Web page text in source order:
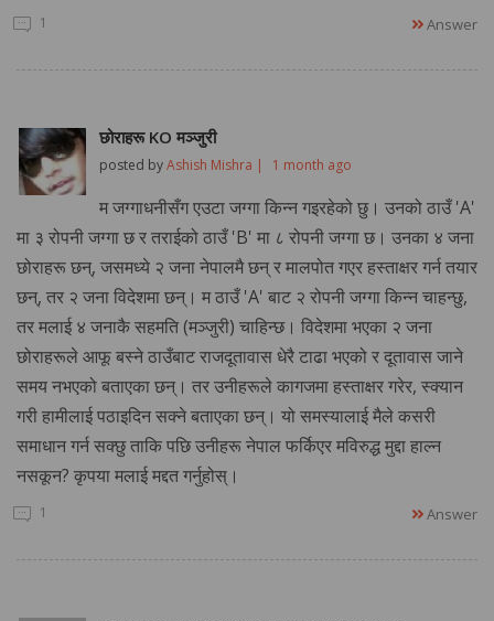
1 Answer
छोराहरू KO मञ्जुरी
posted byAshish Mishra | 1 month ago
म जग्गाधनीसँग एउटा जग्गा किन्न गइरहेको छु। उनको ठाउँ 'A'
मा ३ रोपनी जग्गा छ र तराईको ठाउँ 'B' मा ८ रोपनी जग्गा छ। उनका ४ जना
छोराहरू छन्, जसमध्ये २ जना नेपालमै छन् र मालपोत गएर हस्ताक्षर गर्न तयार
छन्, तर २ जना विदेशमा छन्। म ठाउँ 'A' बाट २ रोपनी जग्गा किन्न चाहन्छु,
तर मलाई ४ जनाकै सहमति (मञ्जुरी) चाहिन्छ। विदेशमा भएका २ जना
छोराहरूले आफू बस्ने ठाउँबाट राजदूतावास धेरै टाढा भएको र दूतावास जाने
समय नभएको बताएका छन्। तर उनीहरूले कागजमा हस्ताक्षर गरेर, स्क्यान
गरी हामीलाई पठाइदिन सक्ने बताएका छन्। यो समस्यालाई मैले कसरी
समाधान गर्न सक्छु ताकि पछि उनीहरू नेपाल फर्किएर मविरुद्ध मुद्दा हाल्न
नसकून? कृपया मलाई मद्दत गर्नुहोस्।
1 Answer